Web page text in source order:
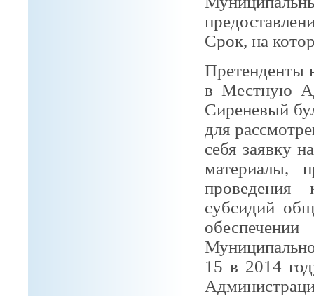
Срок, на
Претенденты
в Местную
Сиреневый
для
себя заявку
материалы,
проведения
субсидий
15 в 2014